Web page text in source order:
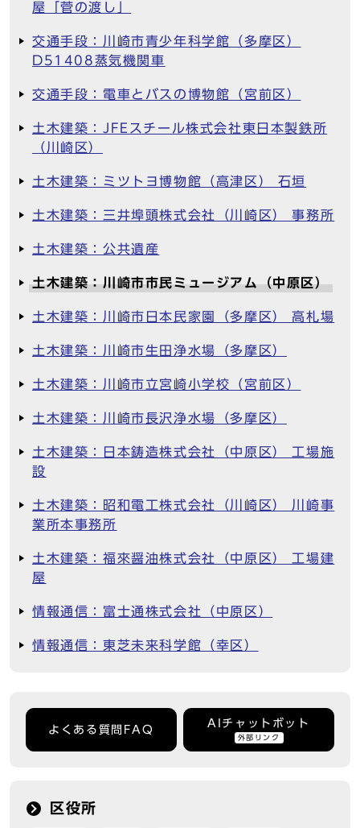
屋「菅の渡し」
交通手段：川崎市青少年科学館（多摩区）
D51408蒸気機関車
交通手段：電車とバスの博物館（宮前区）
土木建築：JFEスチール株式会社東日本製鉄所
（川崎区）
土木建築：ミツトヨ博物館（高津区） 石垣
土木建築：三井埠頭株式会社（川崎区） 事務所
土木建築：公共遺産
土木建築：川崎市市民ミュージアム（中原区）
土木建築：川崎市日本民家園（多摩区） 高札場
土木建築：川崎市生田浄水場（多摩区）
土木建築：川崎市立宮崎小学校（宮前区）
土木建築：川崎市長沢浄水場（多摩区）
土木建築：日本鋳造株式会社（中原区） 工場施
設
土木建築：昭和電工株式会社（川崎区） 川崎事
業所本事務所
土木建築：福來醤油株式会社（中原区） 工場建
屋
情報通信：富士通株式会社（中原区）
情報通信：東芝未来科学館（幸区）
よくある質問FAQ
AIチャットボット
外部リンク
区役所